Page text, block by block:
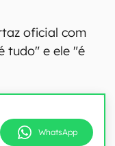
oficial com
tudo" e ele "é
WhatsApp